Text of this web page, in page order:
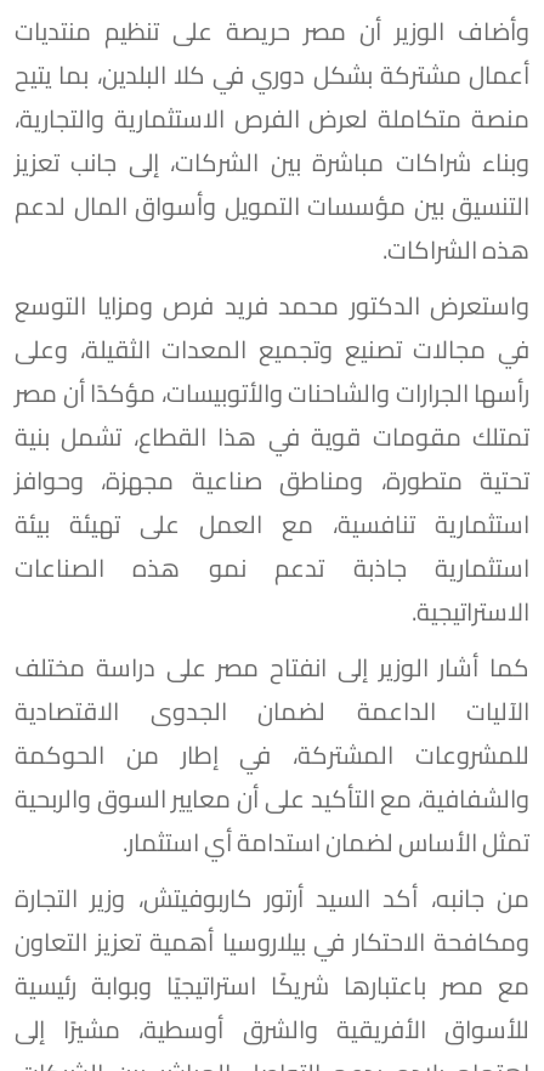
وأضاف الوزير أن مصر حريصة على تنظيم منتديات
أعمال مشتركة بشكل دوري في كلا البلدين، بما يتيح
منصة متكاملة لعرض الفرص الاستثمارية والتجارية،
وبناء شراكات مباشرة بين الشركات، إلى جانب تعزيز
التنسيق بين مؤسسات التمويل وأسواق المال لدعم
هذه الشراكات.
واستعرض الدكتور محمد فريد فرص ومزايا التوسع
في مجالات تصنيع وتجميع المعدات الثقيلة، وعلى
رأسها الجرارات والشاحنات والأتوبيسات، مؤكدًا أن مصر
تمتلك مقومات قوية في هذا القطاع، تشمل بنية
تحتية متطورة، ومناطق صناعية مجهزة، وحوافز
استثمارية تنافسية، مع العمل على تهيئة بيئة
استثمارية جاذبة تدعم نمو هذه الصناعات
الاستراتيجية.
كما أشار الوزير إلى انفتاح مصر على دراسة مختلف
الآليات الداعمة لضمان الجدوى الاقتصادية
للمشروعات المشتركة، في إطار من الحوكمة
والشفافية، مع التأكيد على أن معايير السوق والربحية
تمثل الأساس لضمان استدامة أي استثمار.
من جانبه، أكد السيد أرتور كاربوفيتش، وزير التجارة
ومكافحة الاحتكار في بيلاروسيا أهمية تعزيز التعاون
مع مصر باعتبارها شريكًا استراتيجيًا وبوابة رئيسية
للأسواق الأفريقية والشرق أوسطية، مشيرًا إلى